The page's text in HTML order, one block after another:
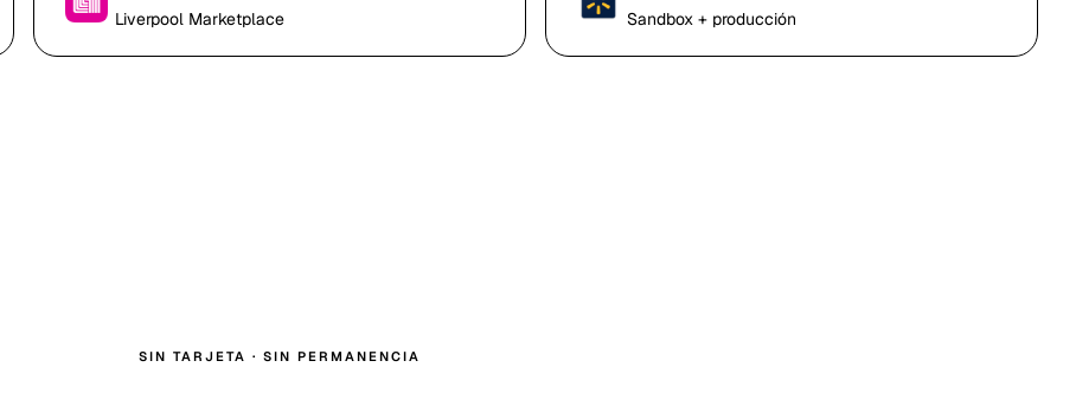
Liverpool Marketplace Sandbox + producción
SIN TARJETA · SIN PERMANENCIA